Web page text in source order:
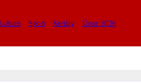
Sport Seriály Únor 2026